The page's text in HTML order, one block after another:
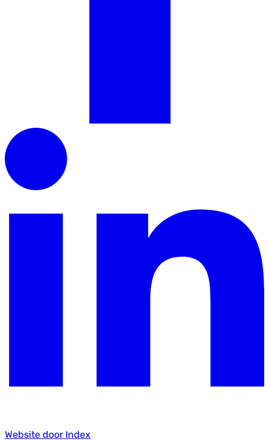
Website door Index